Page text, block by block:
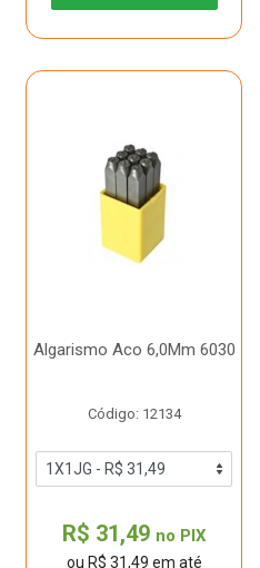
Algarismo Aco 6,0Mm 6030
Código: 12134
R$ 31,49 no PIX
ou R$ 31,49 em até